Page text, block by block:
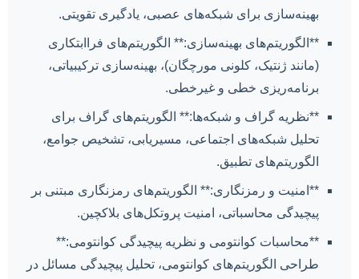
بهینه‌سازی برای شبکه‌های عصبی، یادگیری تقویتی.
**الگوریتم‌های بهینه‌سازی:** الگوریتم‌های فراابتکاری
(مانند ژنتیک، کلونی مورچگان)، بهینه‌سازی ترکیبیاتی،
برنامه‌ریزی خطی و غیرخطی.
**نظریه گراف و شبکه‌ها:** الگوریتم‌های گراف برای
تحلیل شبکه‌های اجتماعی، مسیریابی، تشخیص جوامع،
الگوریتم‌های تطبیق.
**امنیت و رمزنگاری:** الگوریتم‌های رمزنگاری مبتنی بر
پیچیدگی محاسباتی، امنیت پروتکل‌های بلاکچین.
**محاسبات کوانتومی و نظریه پیچیدگی کوانتومی:**
طراحی الگوریتم‌های کوانتومی، تحلیل پیچیدگی مسائل در